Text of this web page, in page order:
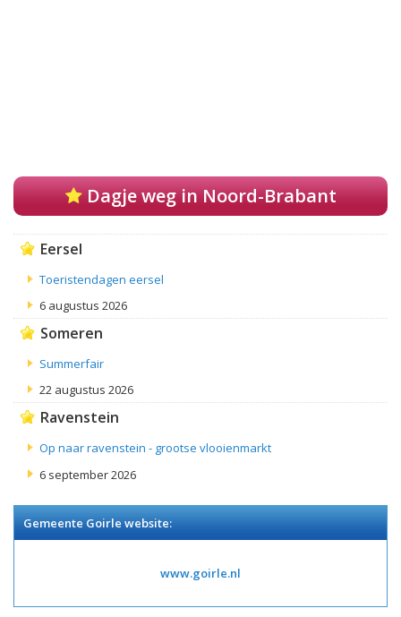
Dagje weg in Noord-Brabant
Eersel
Toeristendagen eersel
6 augustus 2026
Someren
Summerfair
22 augustus 2026
Ravenstein
Op naar ravenstein - grootse vlooienmarkt
6 september 2026
Gemeente Goirle website:
www.goirle.nl